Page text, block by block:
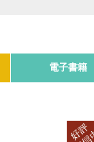
電子書籍